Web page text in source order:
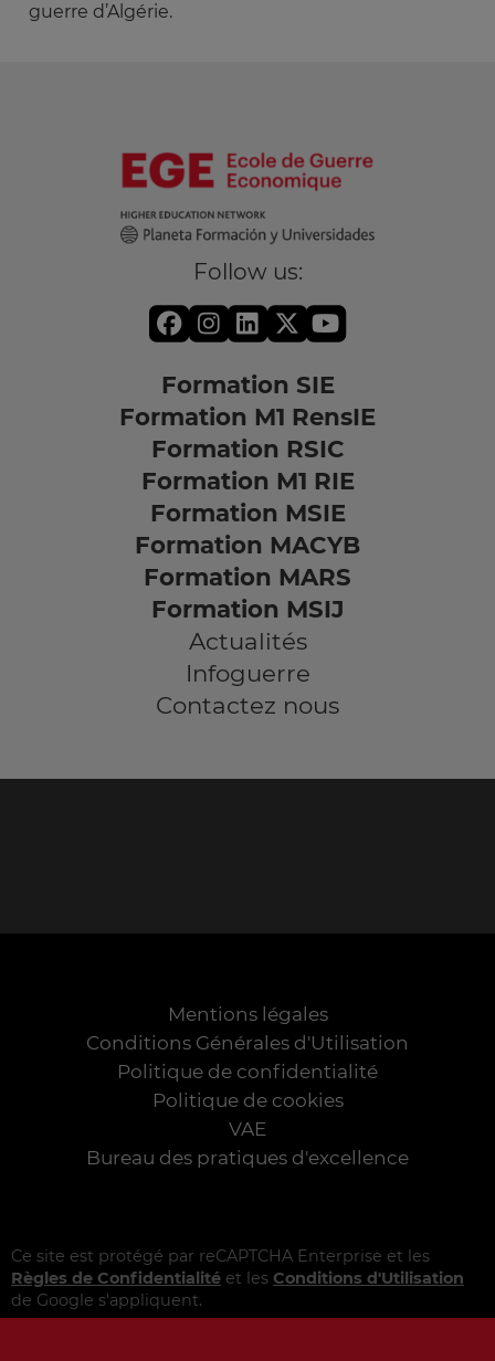
guerre d’Algérie.
Follow us:
Formation SIE
Formation M1 RensIE
Formation RSIC
Formation M1 RIE
Formation MSIE
Formation MACYB
Formation MARS
Formation MSIJ
Actualités
Infoguerre
Contactez nous
Mentions légales
Conditions Générales d'Utilisation
Politique de confidentialité
Politique de cookies
VAE
Bureau des pratiques d'excellence
Ce site est protégé par reCAPTCHA Enterprise et les
Règles de Confidentialité et les Conditions d'Utilisation
de Google s'appliquent.